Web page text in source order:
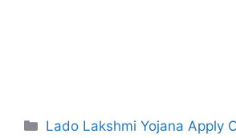
Categories
Lado Lakshmi Yojana Apply